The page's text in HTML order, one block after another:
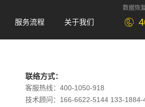
数据恢复
服务流程
关于我们
联络方式：
客服热线：400-1050-918
技术顾问：166-6622-5144 133-1884-